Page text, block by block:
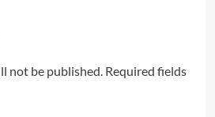
not be published. Required fields